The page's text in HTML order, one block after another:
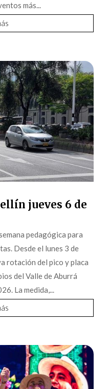
más...
jueves 6 de
pedagógica para
Desde el lunes 3 de
rotación del pico y placa
del Valle de Aburrá
La medida,...